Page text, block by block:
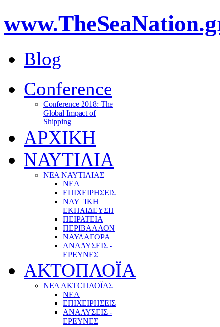
Blog
Conference
Conference 2018: The
Global Impact of
Shipping
ΑΡΧΙΚΗ
ΝΑΥΤΙΛΙΑ
ΝΕΑ ΝΑΥΤΙΛΙΑΣ
ΝΕΑ
ΕΠΙΧΕΙΡΗΣΕΙΣ
ΝΑΥΤΙΚΗ
ΕΚΠΑΙΔΕΥΣΗ
ΠΕΙΡΑΤΕΙΑ
ΠΕΡΙΒΑΛΛΟΝ
ΝΑΥΛΑΓΟΡΑ
ΑΝΑΛΥΣΕΙΣ -
ΕΡΕΥΝΕΣ
ΑΚΤΟΠΛΟΪΑ
ΝΕΑ ΑΚΤΟΠΛΟΪΑΣ
ΝΕΑ
ΕΠΙΧΕΙΡΗΣΕΙΣ
ΑΝΑΛΥΣΕΙΣ -
ΕΡΕΥΝΕΣ